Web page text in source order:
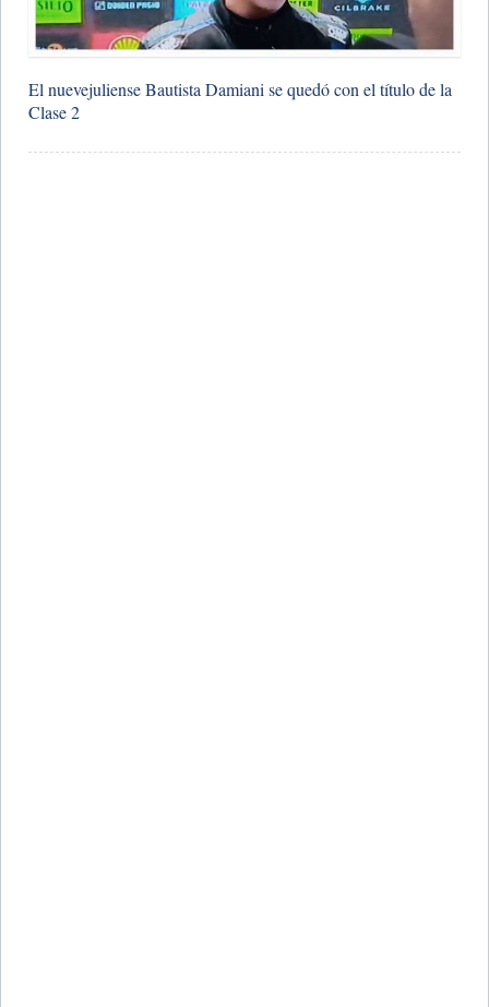
​El nuevejuliense Bautista Damiani se quedó con el título de la
Clase 2